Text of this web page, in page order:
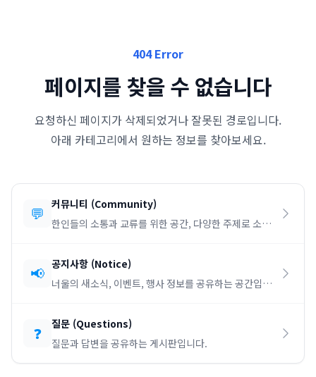
404 Error
페이지를 찾을 수 없습니다
요청하신 페이지가 삭제되었거나 잘못된 경로입니다.
아래 카테고리에서 원하는 정보를 찾아보세요.
💬 커뮤니티 (Community)
한인들의 소통과 교류를 위한 공간, 다양한 주제로 소통
📢 공지사항 (Notice)
너울의 새소식, 이벤트, 행사 정보를 공유하는 공간입니
❓ 질문 (Questions)
질문과 답변을 공유하는 게시판입니다.